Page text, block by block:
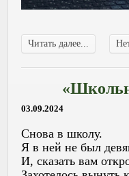
Читать далее...
03.09.2024
Снова в школу.
Я в ней не был
И, сказать вам